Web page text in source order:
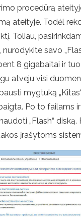
procedūrą
ateityje. Todėl
Toliau,
nurodykite savo
8 gigabaitai ir
atveju visi
mygtuką
Po to failams
„Flash“ diską.
įrašytoms